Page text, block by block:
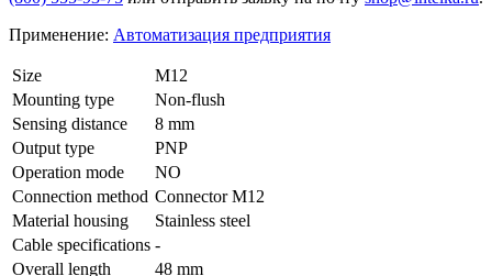
Применение: Автоматизация предприятия
Size
M12
Mounting type
Non-flush
Sensing distance
8 mm
Output type
PNP
Operation mode
NO
Connection method Connector M12
Material housing
Stainless steel
Cable specifications -
Overall length
48 mm